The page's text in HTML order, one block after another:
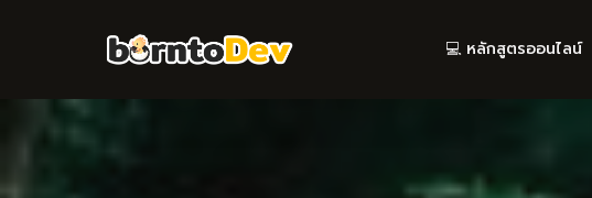
content
💻 หลักสูตรออนไลน์